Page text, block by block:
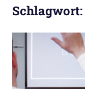
Schlagwort: